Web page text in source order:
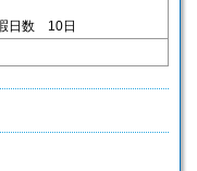
日数 10日